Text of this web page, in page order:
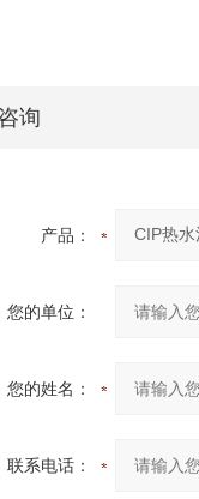
询
产品：
您的单位：
您的姓名：
联系电话：